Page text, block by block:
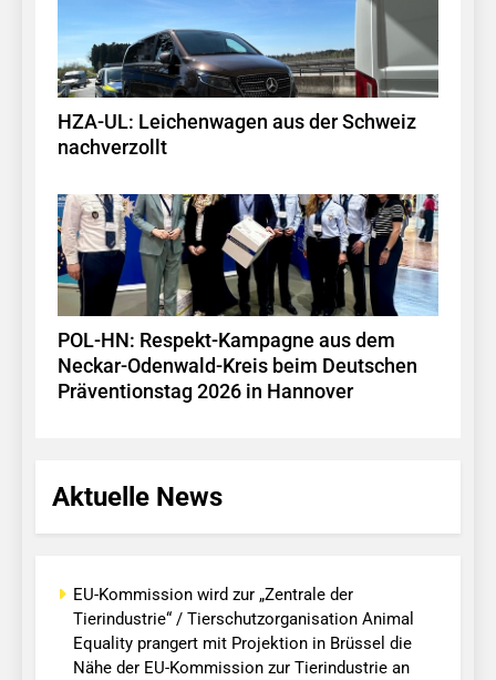
HZA-UL: Leichenwagen aus der Schweiz
nachverzollt
POL-HN: Respekt-Kampagne aus dem
Neckar-Odenwald-Kreis beim Deutschen
Präventionstag 2026 in Hannover
Aktuelle News
EU-Kommission wird zur „Zentrale der
Tierindustrie“ / Tierschutzorganisation Animal
Equality prangert mit Projektion in Brüssel die
Nähe der EU-Kommission zur Tierindustrie an